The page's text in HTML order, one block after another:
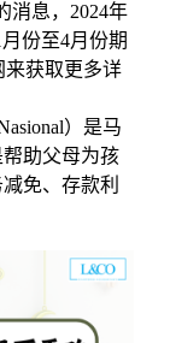
消息，2024年
份至4月份期
来获取更多详
）是马
助父母为孩
免、存款利